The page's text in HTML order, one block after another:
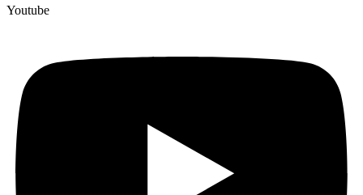
Youtube